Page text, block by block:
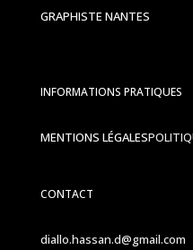
GRAPHISTE NANTES
INFORMATIONS PRATIQUES
MENTIONS LÉGALES
CONTACT
diallo.hassan.d@gmail.com